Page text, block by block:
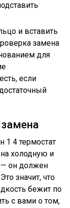
и вставить
замена
для
если
1 4 термостат
холодную и
— он должен
значит, что
бежит по
с вами о том,